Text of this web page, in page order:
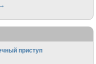
приступ